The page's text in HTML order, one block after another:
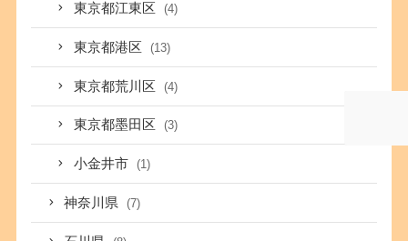
東京都江東区 (4)
東京都港区 (13)
東京都荒川区 (4)
東京都墨田区 (3)
小金井市 (1)
神奈川県 (7)